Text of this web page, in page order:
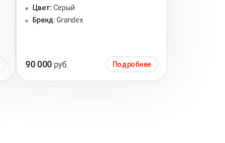
Цвет: Серый
Бренд: Grandex
90 000 руб. Подробнее